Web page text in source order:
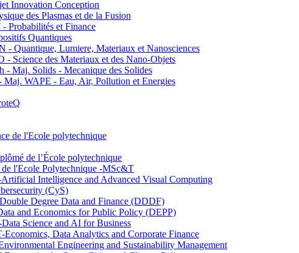
Innovation Conception
des Plasmas et de la Fusion
Probabilités et Finance
Quantiques
Quantique, Lumiere, Materiaux et Nanosciences
Science des Materiaux et des Nano-Objets
Maj. Solids - Mecanique des Solides
WAPE - Eau, Air, Pollution et Energies
de l'Ecole polytechnique
de l’École polytechnique
l'Ecole Polytechnique -MSc&T
Intelligence and Advanced Visual Computing
(CyS)
Degree Data and Finance (DDDF)
and Economics for Public Policy (DEPP)
Science and AI for Business
Data Analytics and Corporate Finance
Engineering and Sustainability Management